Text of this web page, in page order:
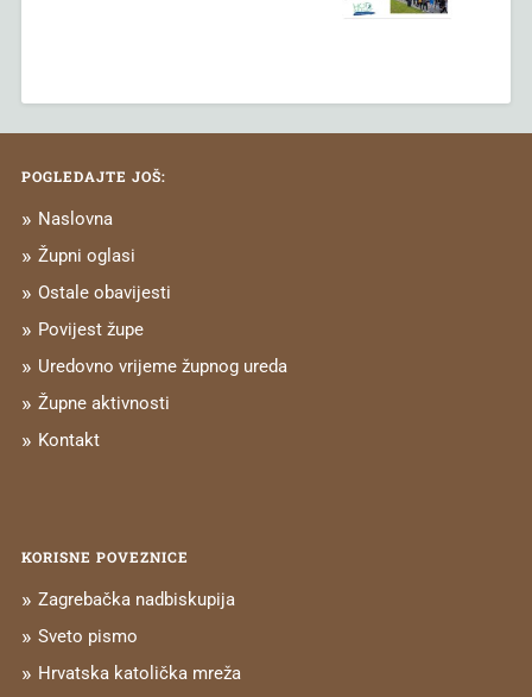
POGLEDAJTE JOŠ:
Naslovna
Župni oglasi
Ostale obavijesti
Povijest župe
Uredovno vrijeme župnog ureda
Župne aktivnosti
Kontakt
KORISNE POVEZNICE
Zagrebačka nadbiskupija
Sveto pismo
Hrvatska katolička mreža